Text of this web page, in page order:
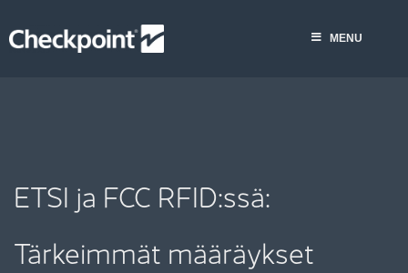
to
MENU
ETSI ja FCC RFID:ssä:
Tärkeimmät määräykset